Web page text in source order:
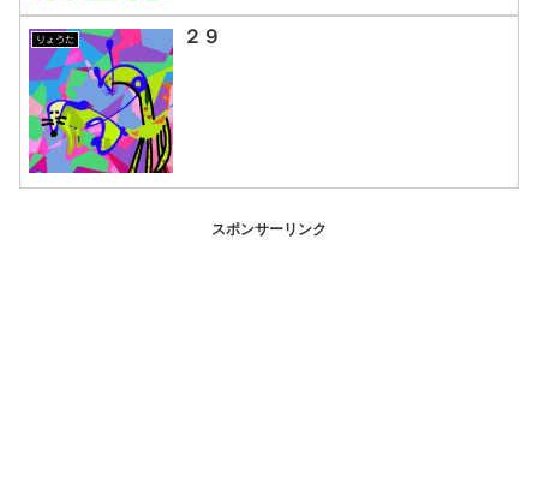
りょうた ２９
スポンサーリンク